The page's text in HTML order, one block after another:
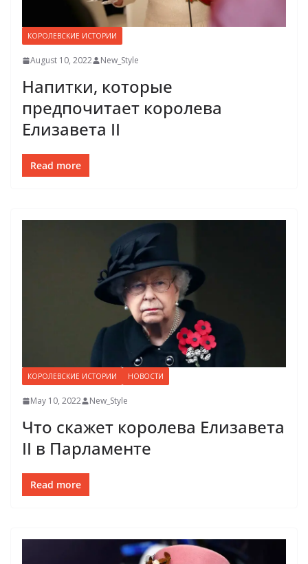
КОРОЛЕВСКИЕ ИСТОРИИ
August 10, 2022 New_Style
Напитки, которые
предпочитает королева
Елизавета II
Read more
КОРОЛЕВСКИЕ ИСТОРИИ НОВОСТИ
May 10, 2022 New_Style
Что скажет королева Елизавета
II в Парламенте
Read more